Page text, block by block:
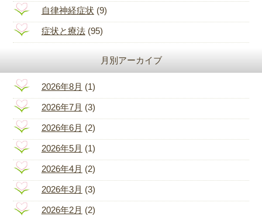
自律神経症状 (9)
症状と療法(95)
月別アーカイブ
2026年8月 (1)
2026年7月 (3)
2026年6月 (2)
2026年5月 (1)
2026年4月 (2)
2026年3月 (3)
2026年2月 (2)